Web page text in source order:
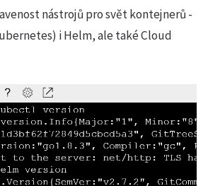
nástrojů pro svět kontejnerů -
i Helm, ale také Cloud